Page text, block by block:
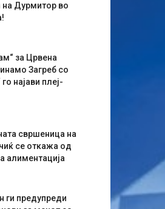
на Дурмитор во
за Црвена
Загреб со
најави плеј-
свршеница на
се откажа од
алиментација
ги предупреди